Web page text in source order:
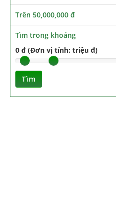
Trên 50,000,000 đ
Tìm trong khoảng
0 đ (Đơn vị tính: triệu đ)
Tìm